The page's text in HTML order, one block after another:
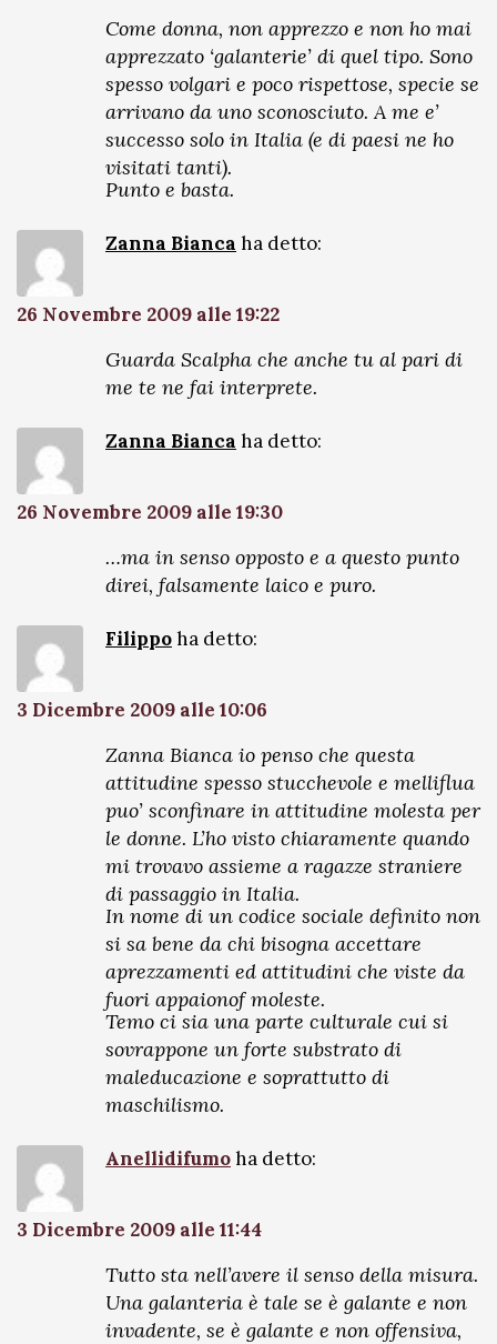
Come donna, non apprezzo e non ho mai
apprezzato ‘galanterie’ di quel tipo. Sono
spesso volgari e poco rispettose, specie se
arrivano da uno sconosciuto. A me e’
successo solo in Italia (e di paesi ne ho
visitati tanti).
Punto e basta.
Zanna Bianca ha detto:
26 Novembre 2009 alle 19:22
Guarda Scalpha che anche tu al pari di
me te ne fai interprete.
Zanna Bianca ha detto:
26 Novembre 2009 alle 19:30
…ma in senso opposto e a questo punto
direi, falsamente laico e puro.
Filippoha detto:
3 Dicembre 2009 alle 10:06
Zanna Bianca io penso che questa
attitudine spesso stucchevole e melliflua
puo’ sconfinare in attitudine molesta per
le donne. L’ho visto chiaramente quando
mi trovavo assieme a ragazze straniere
di passaggio in Italia.
In nome di un codice sociale definito non
si sa bene da chi bisogna accettare
aprezzamenti ed attitudini che viste da
fuori appaionof moleste.
Temo ci sia una parte culturale cui si
sovrappone un forte substrato di
maleducazione e soprattutto di
maschilismo.
Anellidifumoha detto:
3 Dicembre 2009 alle 11:44
Tutto sta nell’avere il senso della misura.
Una galanteria è tale se è galante e non
invadente, se è galante e non offensiva,